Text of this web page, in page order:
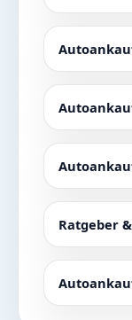
Ratgeber